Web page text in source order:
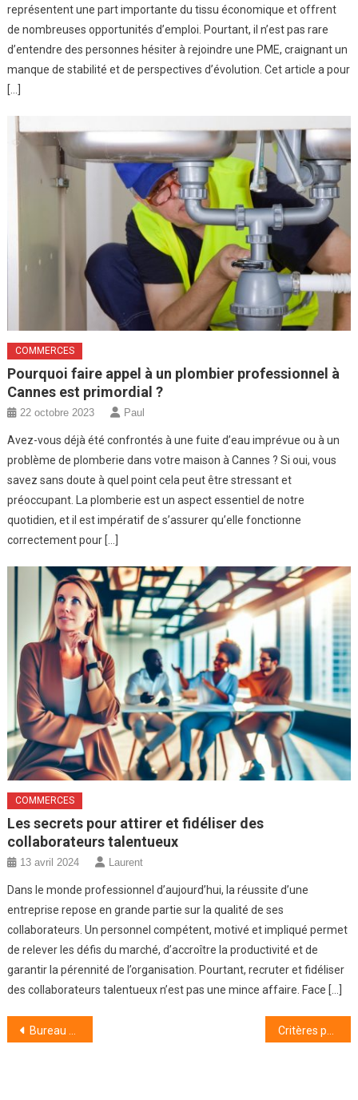
représentent une part importante du tissu économique et offrent
de nombreuses opportunités d’emploi. Pourtant, il n’est pas rare
d’entendre des personnes hésiter à rejoindre une PME, craignant un
manque de stabilité et de perspectives d’évolution. Cet article a pour
[…]
COMMERCES
Pourquoi faire appel à un plombier professionnel à
Cannes est primordial ?
22 octobre 2023 Paul
Avez-vous déjà été confrontés à une fuite d’eau imprévue ou à un
problème de plomberie dans votre maison à Cannes ? Si oui, vous
savez sans doute à quel point cela peut être stressant et
préoccupant. La plomberie est un aspect essentiel de notre
quotidien, et il est impératif de s’assurer qu’elle fonctionne
correctement pour […]
COMMERCES
Les secrets pour attirer et fidéliser des
collaborateurs talentueux
13 avril 2024 Laurent
Dans le monde professionnel d’aujourd’hui, la réussite d’une
entreprise repose en grande partie sur la qualité de ses
collaborateurs. Un personnel compétent, motivé et impliqué permet
de relever les défis du marché, d’accroître la productivité et de
garantir la pérennité de l’organisation. Pourtant, recruter et fidéliser
des collaborateurs talentueux n’est pas une mince affaire. Face […]
Navigation
Bureau flexible à EuroRennes : les avantages Critères pour choisir un bon robot piscine